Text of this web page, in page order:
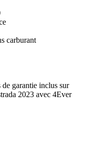
carburant
garantie inclus sur
2023 avec 4Ever